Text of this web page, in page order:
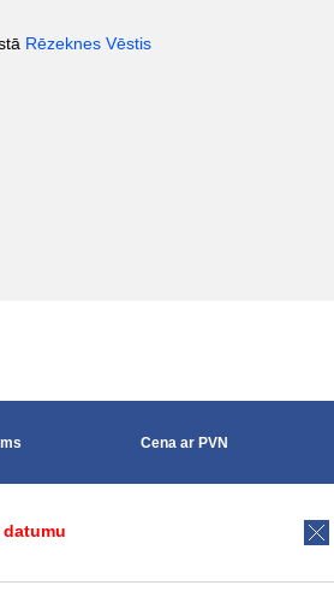
Rēzeknes Vēstis
Cena ar PVN